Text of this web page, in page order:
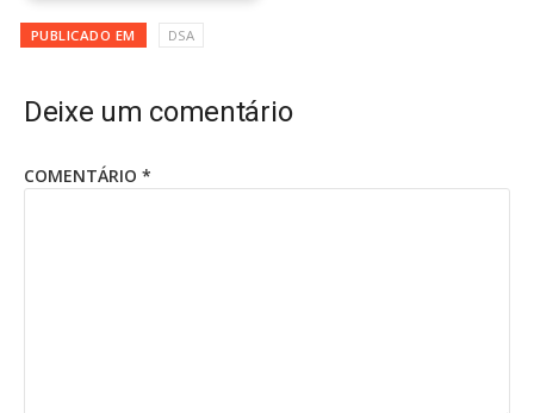
PUBLICADO EM DSA
Deixe um comentário
COMENTÁRIO *